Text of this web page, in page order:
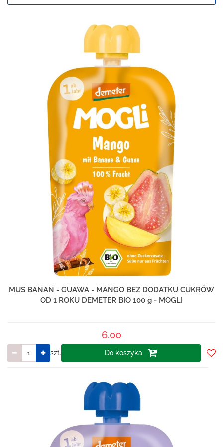
MUS BANAN - GUAWA - MANGO BEZ DODATKU CUKRÓW
OD 1 ROKU DEMETER BIO 100 g - MOGLI
6.00
szt. Do koszyka